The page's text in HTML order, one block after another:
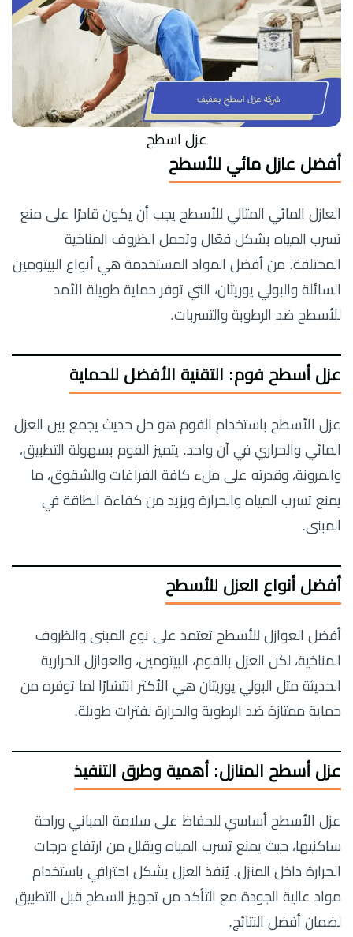
عزل اسطح
أفضل عازل مائي للأسطح
العازل المائي المثالي للأسطح يجب أن يكون قادرًا على منع
تسرب المياه بشكل فعّال وتحمل الظروف المناخية
المختلفة. من أفضل المواد المستخدمة هي أنواع البيتومين
السائلة والبولي يوريثان، التي توفر حماية طويلة الأمد
للأسطح ضد الرطوبة والتسربات.
عزل أسطح فوم: التقنية الأفضل للحماية
عزل الأسطح باستخدام الفوم هو حل حديث يجمع بين العزل
المائي والحراري في آن واحد. يتميز الفوم بسهولة التطبيق،
والمرونة، وقدرته على ملء كافة الفراغات والشقوق، ما
يمنع تسرب المياه والحرارة ويزيد من كفاءة الطاقة في
المبنى.
أفضل أنواع العزل للأسطح
أفضل العوازل للأسطح تعتمد على نوع المبنى والظروف
المناخية، لكن العزل بالفوم، البيتومين، والعوازل الحرارية
الحديثة مثل البولي يوريثان هي الأكثر انتشارًا لما توفره من
حماية ممتازة ضد الرطوبة والحرارة لفترات طويلة.
عزل أسطح المنازل: أهمية وطرق التنفيذ
عزل الأسطح أساسي للحفاظ على سلامة المباني وراحة
ساكنيها، حيث يمنع تسرب المياه ويقلل من ارتفاع درجات
الحرارة داخل المنزل. يُنفذ العزل بشكل احترافي باستخدام
مواد عالية الجودة مع التأكد من تجهيز السطح قبل التطبيق
لضمان أفضل النتائج.